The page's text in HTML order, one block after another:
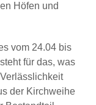
Höfen und
vom 24.04 bis
für das, was
der Kirchweihe